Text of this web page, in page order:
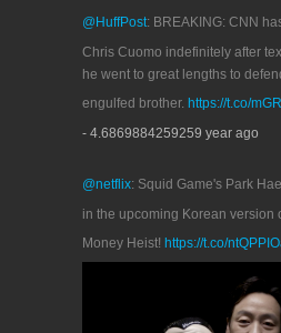
@HuffPost: BREAKING: CNN
Chris Cuomo indefinitely after
he went to great lengths to
engulfed brother. https://t.co/
- 4.6869884259259 year ago
@netflix: Squid Game's Park
in the upcoming Korean version
Money Heist! https://t.co/